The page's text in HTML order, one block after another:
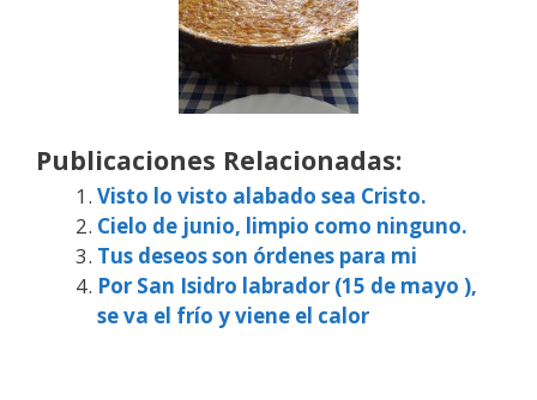
Publicaciones Relacionadas:
Visto lo visto alabado sea Cristo.
Cielo de junio, limpio como ninguno.
Tus deseos son órdenes para mi
Por San Isidro labrador (15 de mayo ),
se va el frío y viene el calor